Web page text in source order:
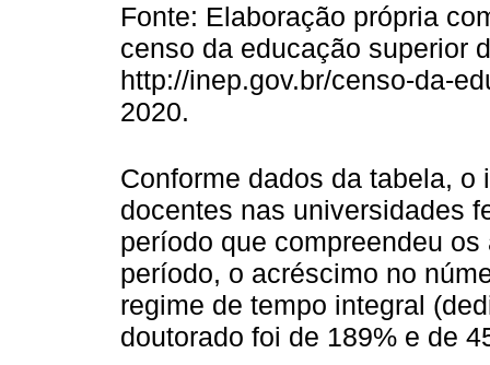
Fonte: Elaboração própria
censo da educação superior
http://inep.gov.br/censo-da-
2020.
Conforme dados da tabela,
docentes nas universidades
período que compreendeu
período, o acréscimo no
regime de tempo integral
doutorado foi de 189% e de